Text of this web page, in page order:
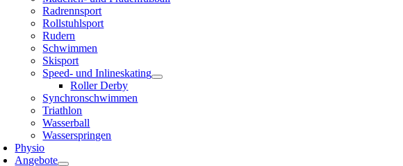
Radrennsport
Rollstuhlsport
Rudern
Schwimmen
Skisport
Speed- und Inlineskating
Roller Derby
Synchronschwimmen
Triathlon
Wasserball
Wasserspringen
Physio
Angebote